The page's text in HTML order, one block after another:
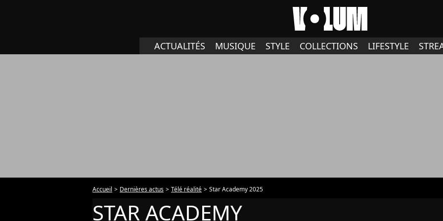
ACTUALITÉS MUSIQUE STYLE COLLECTIONS LIFESTYLE
Accueil Dernières actus Télé réalité Star Academy 2025
STAR ACADEMY